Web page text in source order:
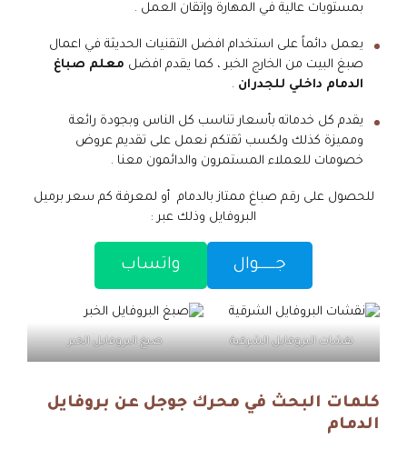
بمستويات عالية في المهارة وإتقان العمل .
يعمل دائماً على استخدام افضل التقنيات الحديثة في اعمال
صبغ البيت من الخارج الخبر ، كما يقدم افضل معلم صباغ
الدمام داخلي للجدران .
يقدم كل خدماته بأسعار تناسب كل الناس وبجودة رائعة
ومميزة كذلك ولكسب ثقتكم نعمل على تقديم عروض
خصومات للعملاء المستمرون والدائمون معنا .
للحصول على رقم صباغ ممتاز بالدمام أو لمعرفة كم سعر برميل
البروفايل وذلك عبر :
جــــــوال واتساب
نقشات البروفايل الشرقية صبغ البروفايل الخبر
كلمات البحث في محرك جوجل عن بروفايل
الدمام